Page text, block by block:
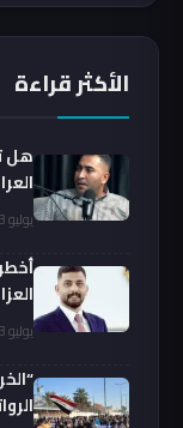
الأكثر قراءة
هل
يوليو 23, 2026
يوليو 23, 2026